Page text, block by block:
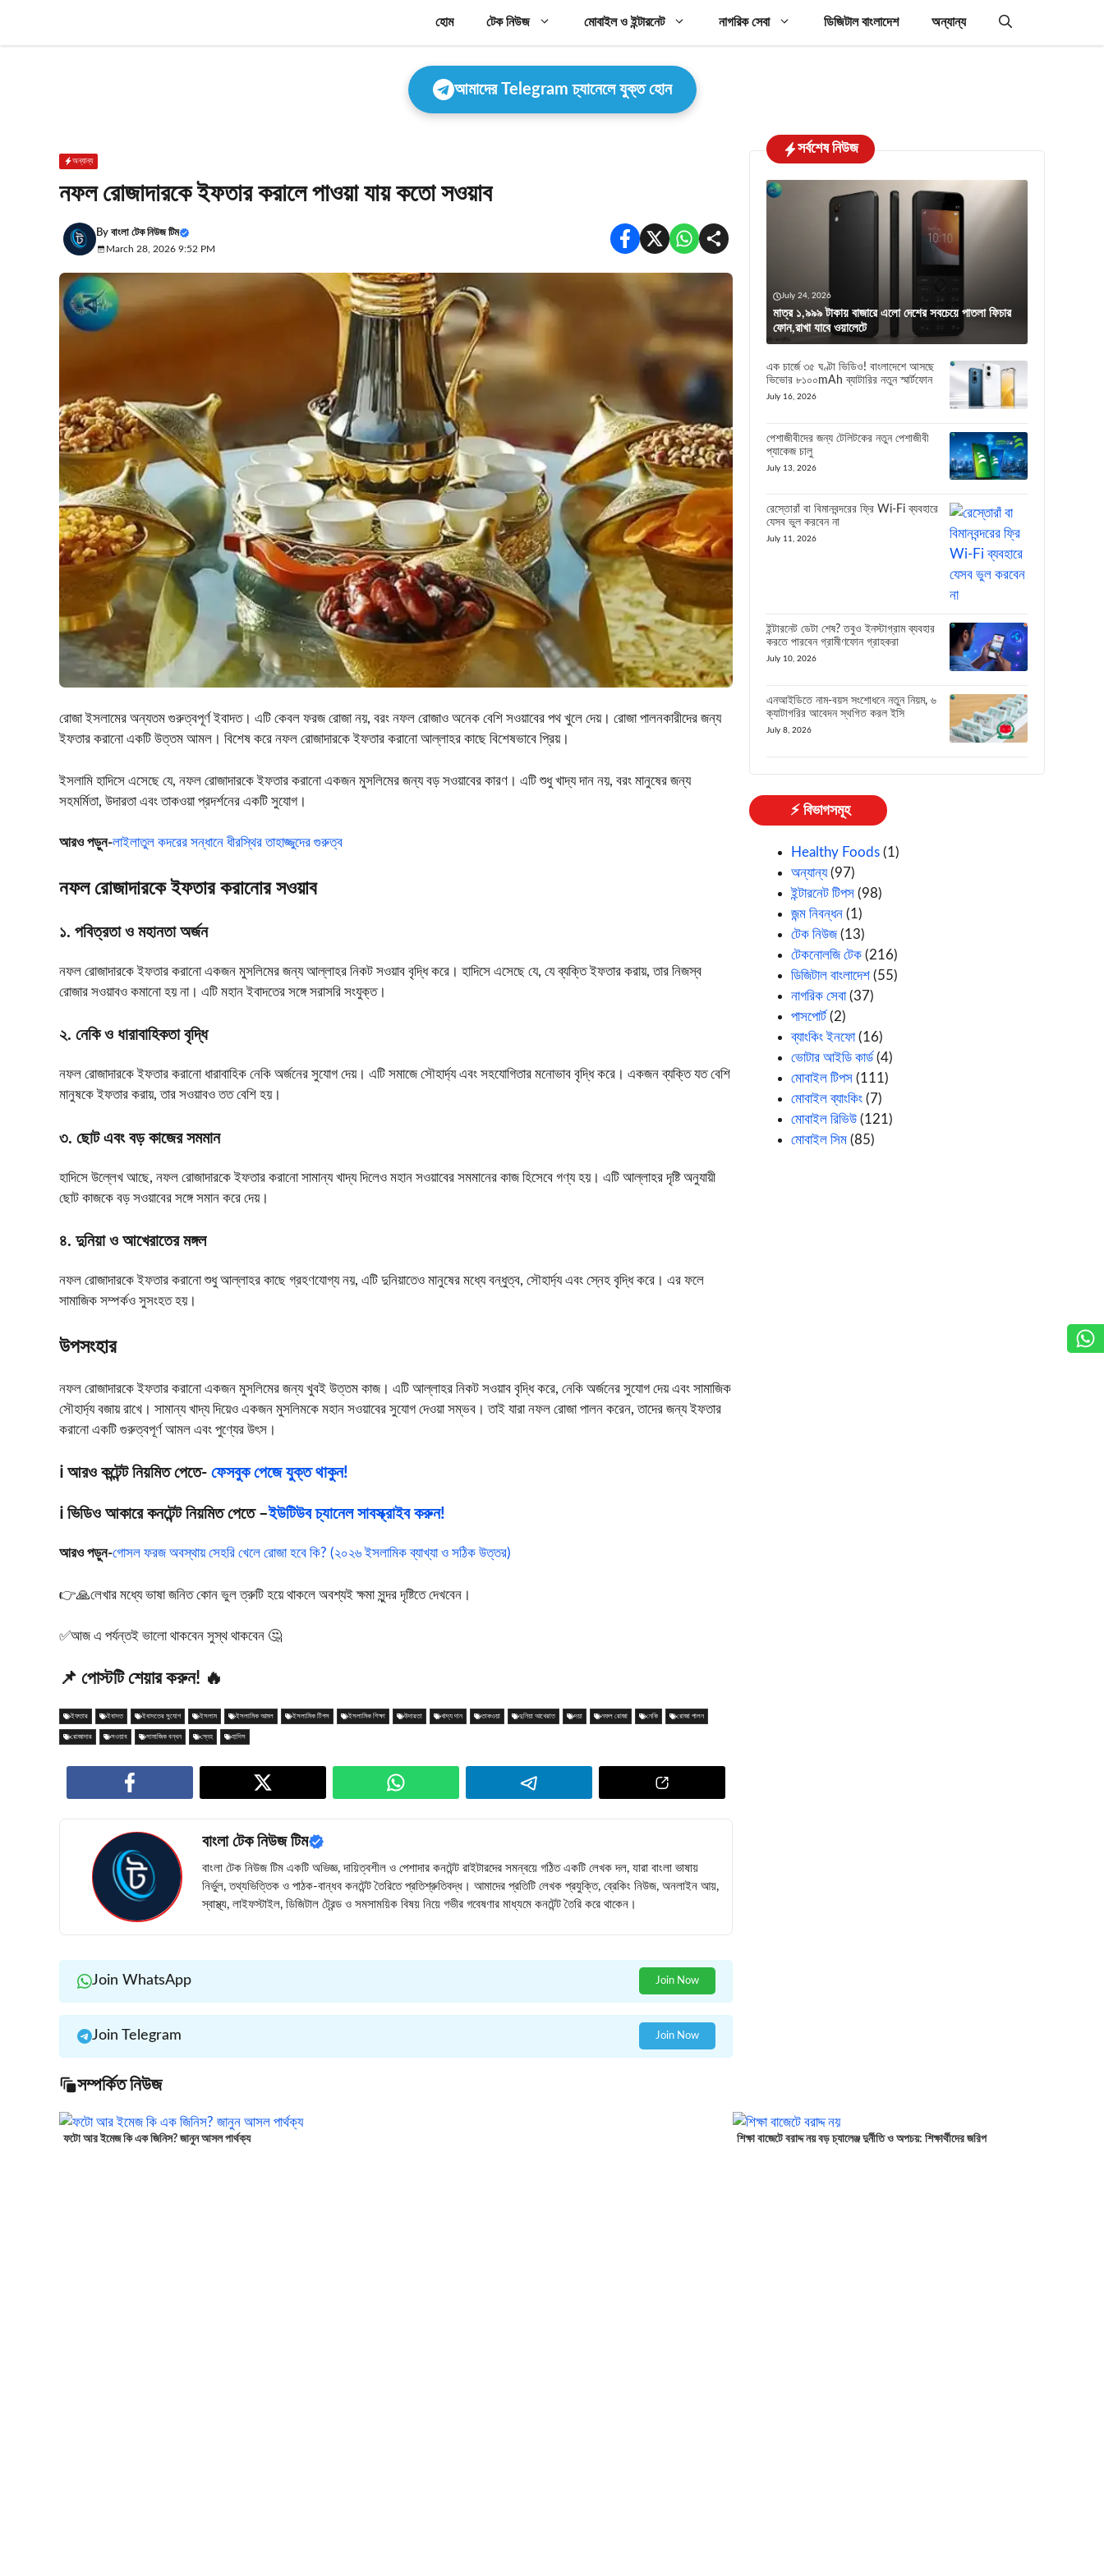
content
হোম টেক নিউজ মোবাইল ও ইন্টারনেট নাগরিক সেবা ডিজিটাল বাংলাদেশ অন্যান্য
আমাদের Telegram চ্যানেলে যুক্ত হোন
অন্যান্য
নফল রোজাদারকে ইফতার করালে পাওয়া যায় কতো সওয়াব
By বাংলা টেক নিউজ টিম
March 28, 2026 9:52 PM
রোজা ইসলামের অন্যতম গুরুত্বপূর্ণ ইবাদত। এটি কেবল ফরজ রোজা নয়, বরং নফল রোজাও অনেক বেশি সওয়াবের পথ খুলে দেয়। রোজা পালনকারীদের জন্য
ইফতার করানো একটি উত্তম আমল। বিশেষ করে নফল রোজাদারকে ইফতার করানো আল্লাহর কাছে বিশেষভাবে প্রিয়।
ইসলামি হাদিসে এসেছে যে, নফল রোজাদারকে ইফতার করানো একজন মুসলিমের জন্য বড় সওয়াবের কারণ। এটি শুধু খাদ্য দান নয়, বরং মানুষের জন্য
সহমর্মিতা, উদারতা এবং তাকওয়া প্রদর্শনের একটি সুযোগ।
আরও পড়ুন-লাইলাতুল কদরের সন্ধানে ধীরস্থির তাহাজ্জুদের গুরুত্ব
নফল রোজাদারকে ইফতার করানোর সওয়াব
১. পবিত্রতা ও মহানতা অর্জন
নফল রোজাদারকে ইফতার করানো একজন মুসলিমের জন্য আল্লাহর নিকট সওয়াব বৃদ্ধি করে। হাদিসে এসেছে যে, যে ব্যক্তি ইফতার করায়, তার নিজস্ব
রোজার সওয়াবও কমানো হয় না। এটি মহান ইবাদতের সঙ্গে সরাসরি সংযুক্ত।
২. নেকি ও ধারাবাহিকতা বৃদ্ধি
নফল রোজাদারকে ইফতার করানো ধারাবাহিক নেকি অর্জনের সুযোগ দেয়। এটি সমাজে সৌহার্দ্য এবং সহযোগিতার মনোভাব বৃদ্ধি করে। একজন ব্যক্তি যত বেশি
মানুষকে ইফতার করায়, তার সওয়াবও তত বেশি হয়।
৩. ছোট এবং বড় কাজের সমমান
হাদিসে উল্লেখ আছে, নফল রোজাদারকে ইফতার করানো সামান্য খাদ্য দিলেও মহান সওয়াবের সমমানের কাজ হিসেবে গণ্য হয়। এটি আল্লাহর দৃষ্টি অনুযায়ী
ছোট কাজকে বড় সওয়াবের সঙ্গে সমান করে দেয়।
৪. দুনিয়া ও আখেরাতের মঙ্গল
নফল রোজাদারকে ইফতার করানো শুধু আল্লাহর কাছে গ্রহণযোগ্য নয়, এটি দুনিয়াতেও মানুষের মধ্যে বন্ধুত্ব, সৌহার্দ্য এবং স্নেহ বৃদ্ধি করে। এর ফলে
সামাজিক সম্পর্কও সুসংহত হয়।
উপসংহার
নফল রোজাদারকে ইফতার করানো একজন মুসলিমের জন্য খুবই উত্তম কাজ। এটি আল্লাহর নিকট সওয়াব বৃদ্ধি করে, নেকি অর্জনের সুযোগ দেয় এবং সামাজিক
সৌহার্দ্য বজায় রাখে। সামান্য খাদ্য দিয়েও একজন মুসলিমকে মহান সওয়াবের সুযোগ দেওয়া সম্ভব। তাই যারা নফল রোজা পালন করেন, তাদের জন্য ইফতার
করানো একটি গুরুত্বপূর্ণ আমল এবং পুণ্যের উৎস।
ℹ️ আরও কন্টেন্ট নিয়মিত পেতে- ফেসবুক পেজে যুক্ত থাকুন!
ℹ️ ভিডিও আকারে কনটেন্ট নিয়মিত পেতে –ইউটিউব চ্যানেল সাবস্ক্রাইব করুন!
আরও পড়ুন-গোসল ফরজ অবস্থায় সেহরি খেলে রোজা হবে কি? (২০২৬ ইসলামিক ব্যাখ্যা ও সঠিক উত্তর)
👉🙏লেখার মধ্যে ভাষা জনিত কোন ভুল ত্রুটি হয়ে থাকলে অবশ্যই ক্ষমা সুন্দর দৃষ্টিতে দেখবেন।
✅আজ এ পর্যন্তই ভালো থাকবেন সুস্থ থাকবেন 🤔
📌 পোস্টটি শেয়ার করুন! 🔥
ইফতার ইবাদত ইবাদতের সুযোগ ইসলাম ইসলামিক আমল ইসলামিক টিপস ইসলামিক শিক্ষা উদারতা খাদ্য দান তাকওয়া দুনিয়া আখেরাত দয়া নফল রোজা নেকি রোজা পালন
রোজাদার সওয়াব সামাজিক বন্ধন স্নেহ হাদিস
বাংলা টেক নিউজ টিম
বাংলা টেক নিউজ টিম একটি অভিজ্ঞ, দায়িত্বশীল ও পেশাদার কনটেন্ট রাইটারদের সমন্বয়ে গঠিত একটি লেখক দল, যারা বাংলা ভাষায়
নির্ভুল, তথ্যভিত্তিক ও পাঠক-বান্ধব কনটেন্ট তৈরিতে প্রতিশ্রুতিবদ্ধ। আমাদের প্রতিটি লেখক প্রযুক্তি, ব্রেকিং নিউজ, অনলাইন আয়,
স্বাস্থ্য, লাইফস্টাইল, ডিজিটাল ট্রেন্ড ও সমসাময়িক বিষয় নিয়ে গভীর গবেষণার মাধ্যমে কনটেন্ট তৈরি করে থাকেন।
Join WhatsApp Join Now
Join Telegram Join Now
সম্পর্কিত নিউজ
ফটো আর ইমেজ কি এক জিনিস? জানুন আসল পার্থক্য শিক্ষা বাজেটে বরাদ্দ নয় বড় চ্যালেঞ্জ দুর্নীতি ও অপচয়: শিক্ষার্থীদের জরিপ
সর্বশেষ নিউজ
July 24, 2026
মাত্র ১,৯৯৯ টাকায় বাজারে এলো দেশের সবচেয়ে পাতলা ফিচার
ফোন,রাখা যাবে ওয়ালেটে
এক চার্জে ৩৫ ঘণ্টা ভিডিও! বাংলাদেশে আসছে
ভিভোর ৮১০০mAh ব্যাটারির নতুন স্মার্টফোন
July 16, 2026
পেশাজীবীদের জন্য টেলিটকের নতুন পেশাজীবী
প্যাকেজ চালু
July 13, 2026
রেস্তোরাঁ বা বিমানবন্দরের ফ্রি Wi-Fi ব্যবহারে
যেসব ভুল করবেন না
July 11, 2026
ইন্টারনেট ডেটা শেষ? তবুও ইনস্টাগ্রাম ব্যবহার
করতে পারবেন গ্রামীণফোন গ্রাহকরা
July 10, 2026
এনআইডিতে নাম-বয়স সংশোধনে নতুন নিয়ম, ৬
ক্যাটাগরির আবেদন স্থগিত করল ইসি
July 8, 2026
⚡ বিভাগসমূহ
Healthy Foods (1)
অন্যান্য(97)
ইন্টারনেট টিপস (98)
জন্ম নিবন্ধন (1)
টেক নিউজ(13)
টেকনোলজি টেক (216)
ডিজিটাল বাংলাদেশ (55)
নাগরিক সেবা(37)
পাসপোর্ট (2)
ব্যাংকিং ইনফো(16)
ভোটার আইডি কার্ড (4)
মোবাইল টিপস (111)
মোবাইল ব্যাংকিং (7)
মোবাইল রিভিউ (121)
মোবাইল সিম (85)